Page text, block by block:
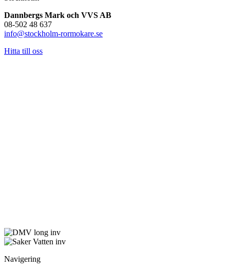
Dannbergs Mark och VVS AB
08-502 48 637
info@stockholm-rormokare.se
Hitta till oss
Navigering